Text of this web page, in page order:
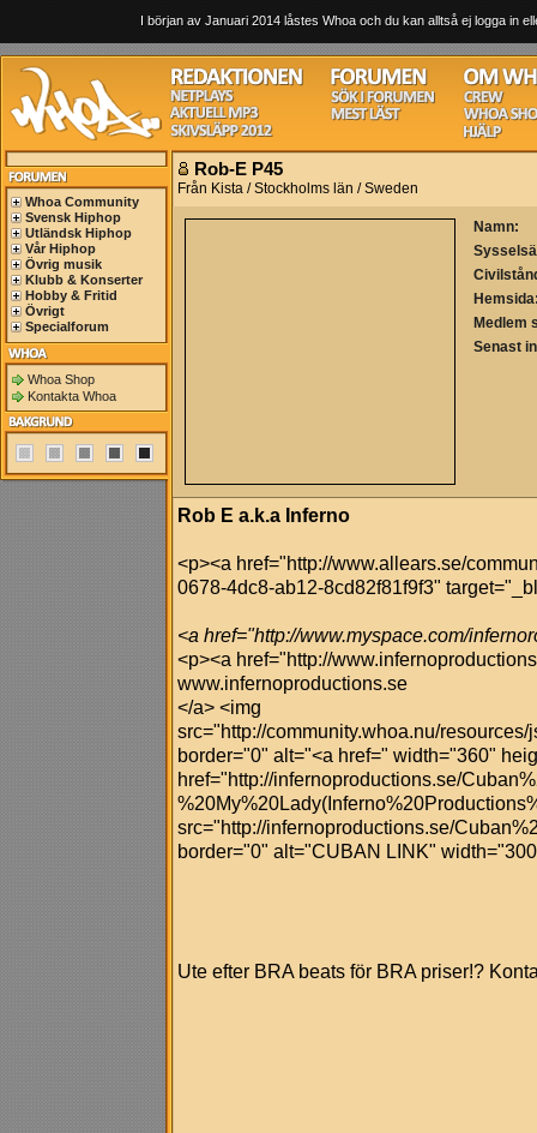
I början av Januari 2014 låstes Whoa och du kan alltså ej logga in
Whoa Community
Svensk Hiphop
Utländsk Hiphop
Vår Hiphop
Övrig musik
Klubb & Konserter
Hobby & Fritid
Övrigt
Specialforum
Whoa Shop
Kontakta Whoa
Rob-E P45
Från Kista / Stockholms län / Sweden
Namn:
Medlem
Senast
Rob E a.k.a Inferno
<p><a href="http://www.allears.se/
0678-4dc8-ab12-8cd82f81f9f3"
<a href="http://www.myspace.com/
<p><a href="http://
www.infernoproductions.se
</a> <img
src="http://community.whoa.nu/
border="0" alt="<a href=" width="360"
href="http://infernoproductions.se/
src="http://infernoproductions.se/
border="0" alt="CUBAN LINK"
Ute efter BRA beats för BRA priser!?